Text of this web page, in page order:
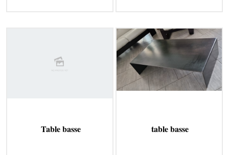
Table basse table basse